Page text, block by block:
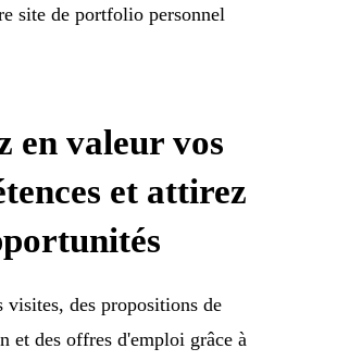
site de portfolio personnel
en valeur vos
et attirez
visites, des propositions de
et des offres d'emploi grâce à